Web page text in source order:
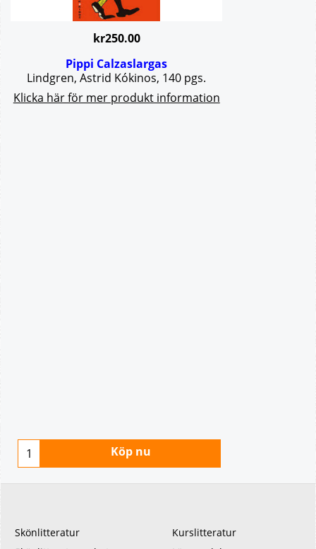
kr250.00
Pippi Calzaslargas
Lindgren, Astrid Kókinos, 140 pgs.
Klicka här för mer produkt information
Köp nu
Skönlitteratur
Kurslitteratur